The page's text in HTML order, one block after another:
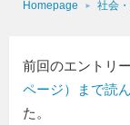
Homepage 社会
前回のエントリー
ページ）まで読
た。